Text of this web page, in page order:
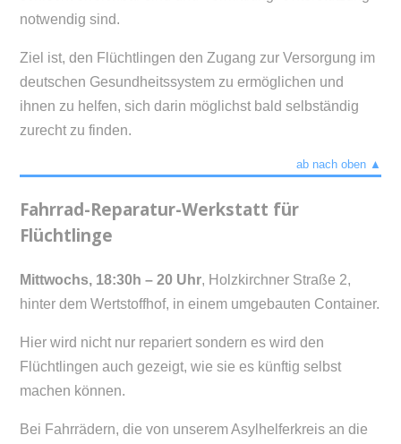
notwendig sind.
Ziel ist, den Flüchtlingen den Zugang zur Versorgung im
deutschen Gesundheitssystem zu ermöglichen und
ihnen zu helfen, sich darin möglichst bald selbständig
zurecht zu finden.
ab nach oben ▲
Fahrrad-Reparatur-Werkstatt für
Flüchtlinge
Mittwochs, 18:30h – 20 Uhr, Holzkirchner Straße 2,
hinter dem Wertstoffhof, in einem umgebauten Container.
Hier wird nicht nur repariert sondern es wird den
Flüchtlingen auch gezeigt, wie sie es künftig selbst
machen können.
Bei Fahrrädern, die von unserem Asylhelferkreis an die